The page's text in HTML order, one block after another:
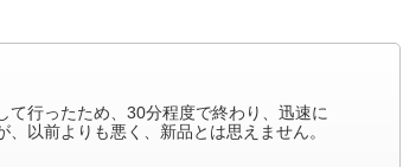
行ったため、30分程度で終わり、迅速に
以前よりも悪く、新品とは思えません。